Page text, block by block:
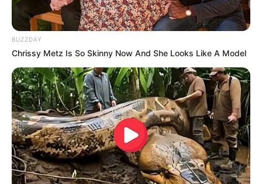
BUZZDAY
Chrissy Metz Is So Skinny Now And She Looks Like A Model